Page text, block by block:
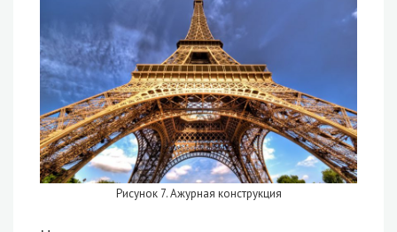
Рисунок 7. Ажурная конструкция